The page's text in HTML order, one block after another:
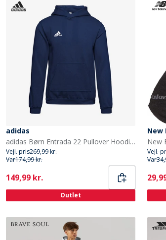
adidas
adidas Børn Entrada 22 Pullover Hoodie Team Navy Blue
Vejl. pris269,99 kr.
Var174,99 kr.
Current
149,99 kr.
Outlet
New
Vejl.
Var